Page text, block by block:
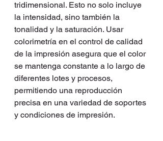
tridimensional. Esto no solo incluye
la intensidad, sino también la
tonalidad y la saturación. Usar
colorimetría en el control de calidad
de la impresión asegura que el color
se mantenga constante a lo largo de
diferentes lotes y procesos,
permitiendo una reproducción
precisa en una variedad de soportes
y condiciones de impresión.